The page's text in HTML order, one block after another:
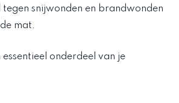
tegen snijwonden en brandwonden
mat.
essentieel onderdeel van je